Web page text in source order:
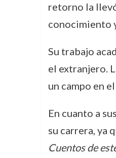
retorno la
conocimiento
Su trabajo
el extranjero.
un campo en
En cuanto a
su carrera, ya
Cuentos de